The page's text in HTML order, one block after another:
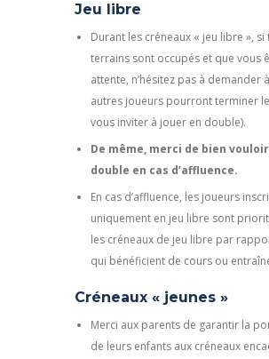
Jeu libre
Durant les créneaux « jeu libre », si
terrains sont occupés et que vous
attente, n’hésitez pas à demander
autres joueurs pourront terminer
vous inviter à jouer en double).
De même, merci de bien
double en cas d’affluence.
En cas d’affluence, les joueurs
uniquement en jeu libre sont
les créneaux de jeu libre par
qui bénéficient de cours ou
Créneaux « jeunes »
Merci aux parents de garantir la
de leurs enfants aux créneaux